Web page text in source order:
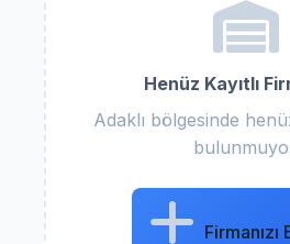
Henüz Kayıtlı
Adaklı bölgesinde
Firmanızı